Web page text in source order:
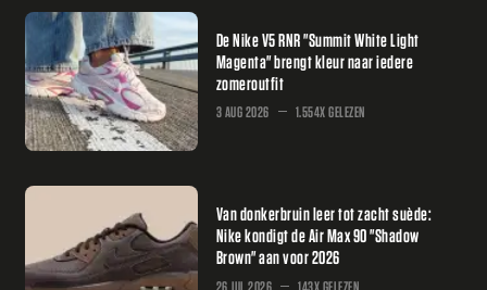
De Nike V5 RNR "Summit White Light
Magenta" brengt kleur naar iedere
zomeroutfit
3 AUG 2026 1.554X GELEZEN
Van donkerbruin leer tot zacht suède:
Nike kondigt de Air Max 90 "Shadow
Brown" aan voor 2026
26 JUL 2026 143X GELEZEN